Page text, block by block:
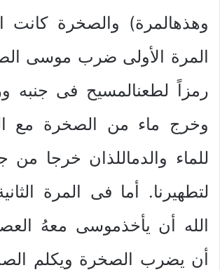
وهذهالمرة) والصخرة كانت
المرة الأولى ضرب موسى
رمزاً لطعنالمسيح فى جنبه
وخرج ماء من الصخرة مع
للماء والدماللذان خرجا
لتطهيرنا. أما فى المرة
الله أن يأخذموسى معهُ
أن يضرب الصخرة ويكلم